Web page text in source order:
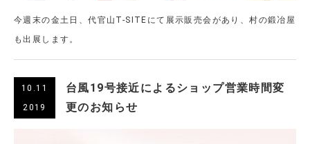
今週末の金土日、代官山T-SITEにて展示販売会があり、村の鍛冶屋
も出展します。
10.11
2019
台風19号接近によるショップ営業時間変
更のお知らせ